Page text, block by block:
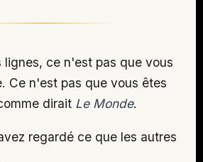
lignes, ce n'est pas que vous
Ce n'est pas que vous êtes
dirait Le Monde.
regardé ce que les autres